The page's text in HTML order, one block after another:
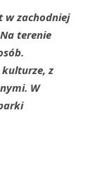
w zachodniej
terenie
z
W